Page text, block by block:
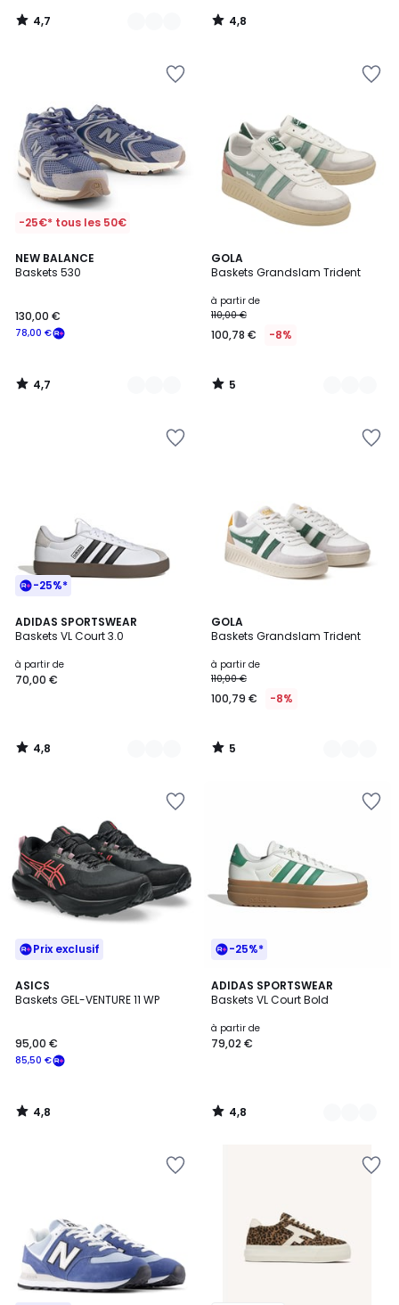
4,7
/
4,8
/
-25€* tous les 50€
NEW BALANCE
Baskets 530
78,00 €
130,00 €
4,7
/ 5
3
Couleurs
4,7
/
GOLA
Baskets Grandslam Trident
à partir de
110,00 €
100,78 € -8%
5
/
3
Couleurs
5
/
-25%*
ADIDAS SPORTSWEAR
Baskets VL Court 3.0
à partir de
70,00 €
4,8
/ 5
5
Couleurs
4,8
/
GOLA
Baskets Grandslam Trident
à partir de
110,00 €
100,79 € -8%
5
/
7
Couleurs
5
/
Prix exclusif
ASICS
Baskets GEL-VENTURE 11 WP
85,50 €
95,00 €
4,8
/ 5
4,8
/
-25%*
ADIDAS SPORTSWEAR
Baskets VL Court Bold
à partir de
79,02 €
4,8
/ 5
5
Couleurs
4,8
/